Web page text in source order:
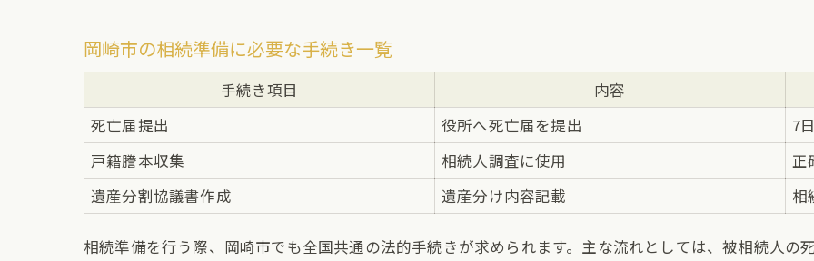
相続の熟慮期間を延長できるケース
岡崎市で三ヶ月ルールを守るための準備
費用の目安が分かる相続手続きマニュアル
相続手続きごとの費用相場比較表
岡崎市で相続を依頼する場合の費用内訳
費用を抑えて相続を進めるコツ
岡崎市の相続準備に必要な手続き一覧
手続き項目 内容
死亡届提出
役所へ死亡届を提出
7
戸籍謄本収集
相続人調査に使用
正
遺産分割協議書作成
遺産分け内容記載 相
相続準備を行う際、岡崎市でも全国共通の法的手続きが求められます。主な流れとしては、被相続人の